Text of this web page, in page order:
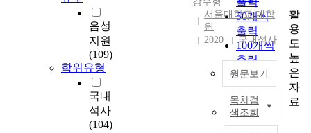
음성
지원
(109)
학위유형
국내
석사
(104)
50개씩
출력
100개씩
출력
서울대학교 대학
원
2020
국내석사
원문보기
목차검
색조회
활
용
도
높
은
자
료